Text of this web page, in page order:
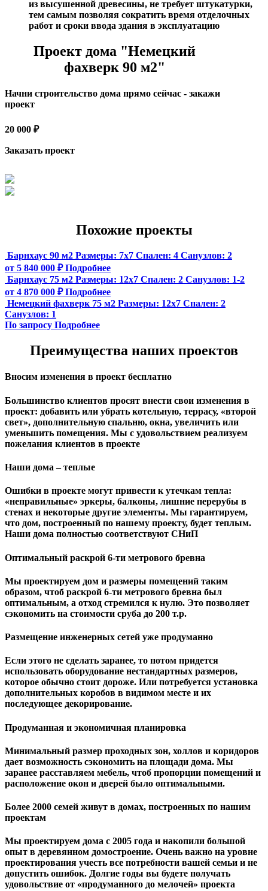
из высушенной древесины, не требует штукатурки,
тем самым позволяя сократить время отделочных
работ и сроки ввода здания в эксплуатацию
Проект дома "Немецкий
фахверк 90 м2"
Начни строительство дома прямо сейчас - закажи
проект
20 000 ₽
Заказать проект
Похожие проекты
Барнхаус 90 м2 Размеры: 7x7 Спален: 4 Санузлов: 2
от 5 840 000 ₽ Подробнее
Барнхаус 75 м2 Размеры: 12x7 Спален: 2 Санузлов: 1-2
от 4 870 000 ₽ Подробнее
Немецкий фахверк 75 м2 Размеры: 12x7 Спален: 2
Санузлов: 1
По запросу Подробнее
Преимущества наших проектов
Вносим изменения в проект бесплатно
Большинство клиентов просят внести свои изменения в
проект: добавить или убрать котельную, террасу, «второй
свет», дополнительную спальню, окна, увеличить или
уменьшить помещения. Мы с удовольствием реализуем
пожелания клиентов в проекте
Наши дома – теплые
Ошибки в проекте могут привести к утечкам тепла:
«неправильные» эркеры, балконы, лишние перерубы в
стенах и некоторые другие элементы. Мы гарантируем,
чтo дом, построенный по нашему проекту, будет теплым.
Наши дома полностью соответствуют СНиП
Оптимальный раскрой 6-ти метрового бревна
Мы проектируем дом и размеры помещений таким
образом, чтоб раскрой 6-ти метрового бревна был
оптимальным, а отход стремился к нулю. Это позволяет
сэкономить на стоимости сруба до 200 т.р.
Размещение инженерных сетей уже продуманно
Если этого не сделать заранее, то потом придется
использовать оборудование нестандартных размеров,
которое обычно стоит дороже. Или потребуется установка
дополнительных коробов в видимом месте и их
последующее декорирование.
Продуманная и экономичная планировка
Минимальный размер проходных зон, холлов и коридоров
дает возможность сэкономить на площади дома. Мы
заранее расставляем мебель, чтоб пропорции помещений и
расположение окон и дверей было оптимальными.
Более 2000 семей живут в домах, построенных по нашим
проектам
Мы проектируем дома с 2005 года и накопили большой
опыт в деревянном домостроение. Очень важно на уровне
проектирования учесть все потребности вашей семьи и не
допустить ошибок. Долгие годы вы будете получать
удовольствие от «продуманного до мелочей» проекта